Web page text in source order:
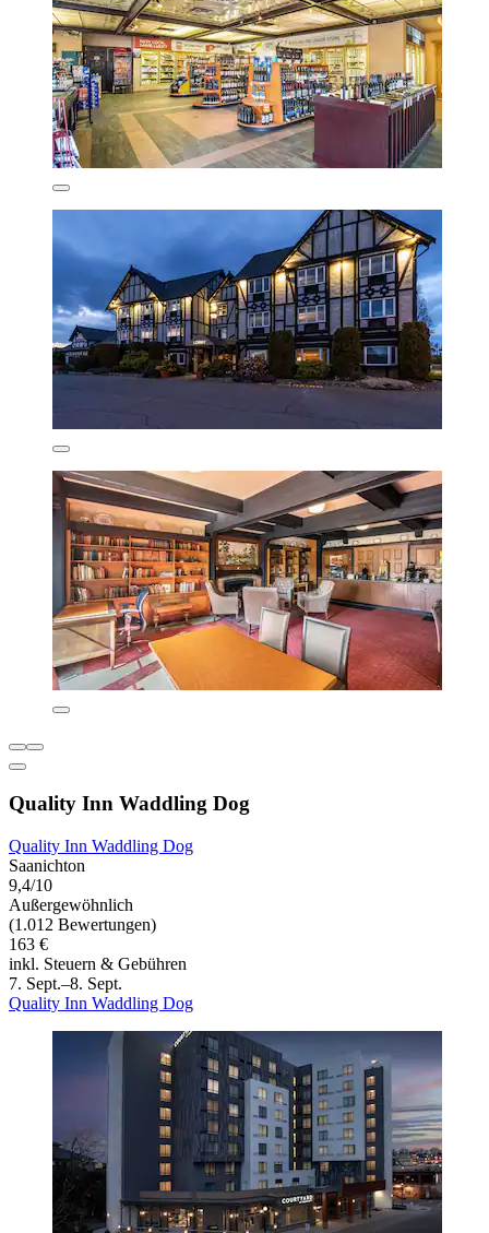
Quality Inn Waddling Dog
Quality Inn Waddling Dog
Saanichton
9,4/10
Außergewöhnlich
(1.012 Bewertungen)
163 €
inkl. Steuern & Gebühren
7. Sept.–8. Sept.
Quality Inn Waddling Dog